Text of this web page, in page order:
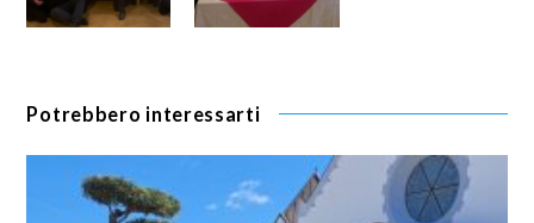
Potrebbero interessarti